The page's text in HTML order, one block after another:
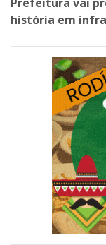
história em